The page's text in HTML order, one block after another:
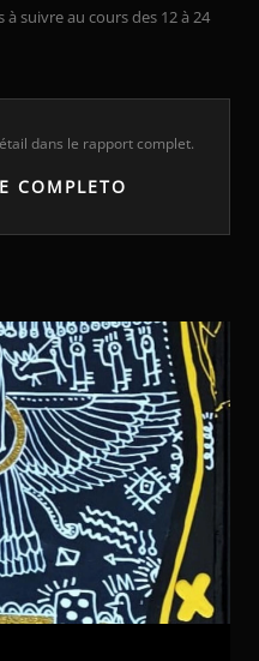
suivre au cours des 12 à 24
dans le rapport complet.
COMPLETO